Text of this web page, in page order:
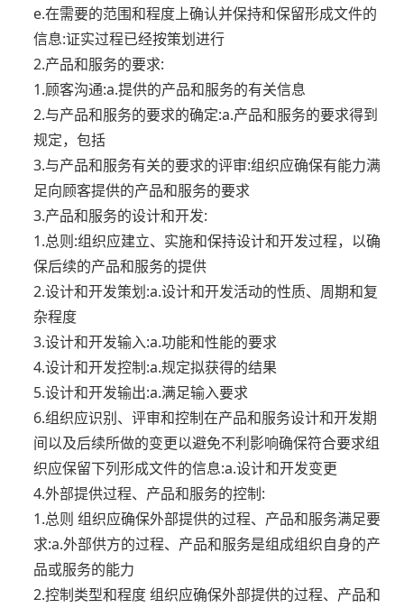
e.在需要的范围和程度上确认并保持和保留形成文件的
信息:证实过程已经按策划进行
2.产品和服务的要求:
1.顾客沟通:a.提供的产品和服务的有关信息
2.与产品和服务的要求的确定:a.产品和服务的要求得到
规定，包括
3.与产品和服务有关的要求的评审:组织应确保有能力满
足向顾客提供的产品和服务的要求
3.产品和服务的设计和开发:
1.总则:组织应建立、实施和保持设计和开发过程，以确
保后续的产品和服务的提供
2.设计和开发策划:a.设计和开发活动的性质、周期和复
杂程度
3.设计和开发输入:a.功能和性能的要求
4.设计和开发控制:a.规定拟获得的结果
5.设计和开发输出:a.满足输入要求
6.组织应识别、评审和控制在产品和服务设计和开发期
间以及后续所做的变更以避免不利影响确保符合要求组
织应保留下列形成文件的信息:a.设计和开发变更
4.外部提供过程、产品和服务的控制:
1.总则 组织应确保外部提供的过程、产品和服务满足要
求:a.外部供方的过程、产品和服务是组成组织自身的产
品或服务的能力
2.控制类型和程度 组织应确保外部提供的过程、产品和